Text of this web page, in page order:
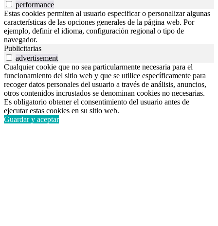
performance
Estas cookies permiten al usuario especificar o personalizar algunas
características de las opciones generales de la página web. Por
ejemplo, definir el idioma, configuración regional o tipo de
navegador.
Publicitarias
advertisement
Cualquier cookie que no sea particularmente necesaria para el
funcionamiento del sitio web y que se utilice específicamente para
recoger datos personales del usuario a través de análisis, anuncios,
otros contenidos incrustados se denominan cookies no necesarias.
Es obligatorio obtener el consentimiento del usuario antes de
ejecutar estas cookies en su sitio web.
Guardar y aceptar